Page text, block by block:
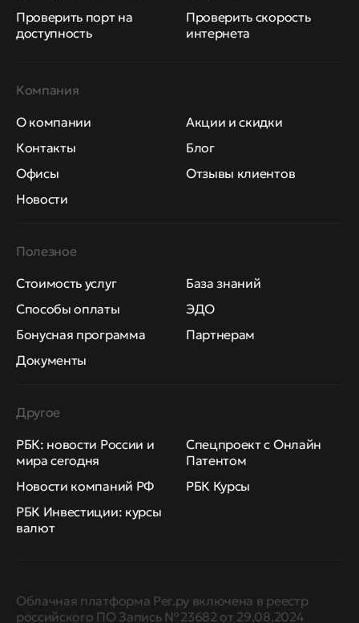
Проверить порт на
доступность
Проверить скорость
интернета
Компания
О компании
Контакты
Офисы
Новости
Акции и скидки
Блог
Отзывы клиентов
Полезное
Стоимость услуг
Способы оплаты
Бонусная программа
Документы
База знаний
ЭДО
Партнерам
Другое
РБК: новости России и
мира сегодня
Новости компаний РФ
РБК Инвестиции: курсы
валют
Спецпроект с Онлайн
Патентом
РБК Курсы
Облачная платформа Рег.ру включена в реестр
российского ПО Запись № 23682 от 29.08.2024